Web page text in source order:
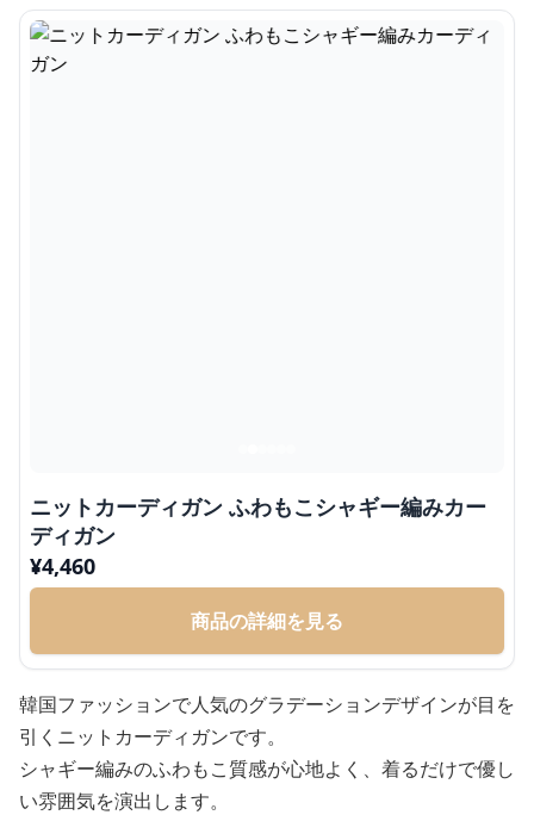
ニットカーディガン ふわもこシャギー編みカー
ディガン
¥4,460
商品の詳細を見る
韓国ファッションで人気のグラデーションデザインが目を
引くニットカーディガンです。
シャギー編みのふわもこ質感が心地よく、着るだけで優し
い雰囲気を演出します。